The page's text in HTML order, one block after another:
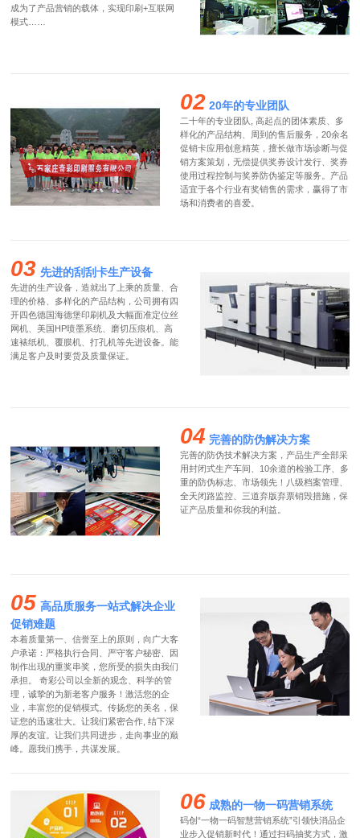
成为了产品营销的载体，实现印刷+互联网
模式……
02 20年的专业团队
二十年的专业团队, 高起点的团体素质、多
样化的产品结构、周到的售后服务，20余名
促销卡应用创意精英，擅长做市场诊断与促
销方案策划，无偿提供奖券设计发行、奖券
使用过程控制与奖券防伪鉴定等服务。产品
适宜于各个行业有奖销售的需求，赢得了市
场和消费者的喜爱。
03 先进的刮刮卡生产设备
先进的生产设备，造就出了上乘的质量、合
理的价格、多样化的产品结构，公司拥有四
开四色德国海德堡印刷机及大幅面准定位丝
网机、美国HP喷墨系统、磨切压痕机、高
速裱纸机、覆膜机、打孔机等先进设备。能
满足客户及时要货及质量保证。
04 完善的防伪解决方案
完善的防伪技术解决方案，产品生产全部采
用封闭式生产车间、10余道的检验工序、多
重的防伪标志、市场领先！八级档案管理、
全天闭路监控、三道弃版弃票销毁措施，保
证产品质量和你我的利益。
05 高品质服务一站式解决企业
促销难题
本着质量第一、信誉至上的原则，向广大客
户承诺：严格执行合同、严守客户秘密、因
制作出现的重奖串奖，您所受的损失由我们
承担。 奇彩公司以全新的观念、科学的管
理，诚挚的为新老客户服务！激活您的企
业，丰富您的促销模式。传扬您的美名，保
证您的迅速壮大。让我们紧密合作, 结下深
厚的友谊。让我们共同进步，走向事业的巅
峰。愿我们携手，共谋发展。
06 成熟的一物一码营销系统
码创“一物一码智慧营销系统”引领快消品企
业步入促销新时代！通过扫码抽奖方式，激